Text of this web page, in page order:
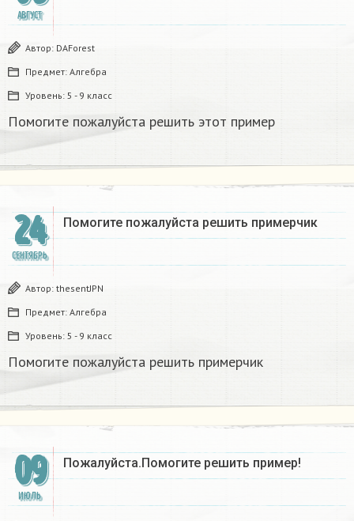
АВГУСТ
Автор: DAForest
Предмет: Алгебра
Уровень: 5 - 9 класс
Помогите пожалуйста решить этот пример
24
СЕНТЯБРЬ
Помогите пожалуйста решить примерчик
Автор: thesentJPN
Предмет: Алгебра
Уровень: 5 - 9 класс
Помогите пожалуйста решить примерчик
09
ИЮЛЬ
Пожалуйста.Помогите решить пример!